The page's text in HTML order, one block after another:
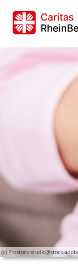
(c) Prostock-